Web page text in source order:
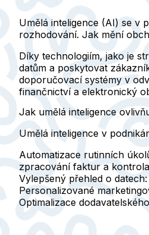
Umělá inteligence (AI) se v
rozhodování. Jak mění
Díky technologiím, jako je
datům a poskytovat
doporučovací systémy v
finančnictví a elektronický
Jak umělá inteligence
Umělá inteligence v
Automatizace rutinních
zpracování faktur a
Vylepšený přehled o datech:
Personalizované
Optimalizace